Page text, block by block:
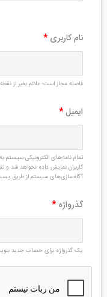
نام کاربری *
فاصله مجاز است؛ علائم بغیر از
ایمیل*
تمام نامه‌های الکترونیکی سیستم
کاربران نمایش داده نخواهد شد و
آگاه‌سازی‌های سیستم از طریق
گذرواژه *
یک گذرواژه برای حساب جدید